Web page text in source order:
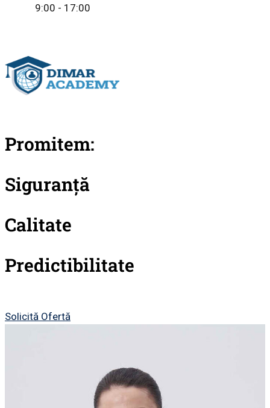
9:00 - 17:00
Promitem:
Siguranță
Calitate
Predictibilitate
Solicită Ofertă